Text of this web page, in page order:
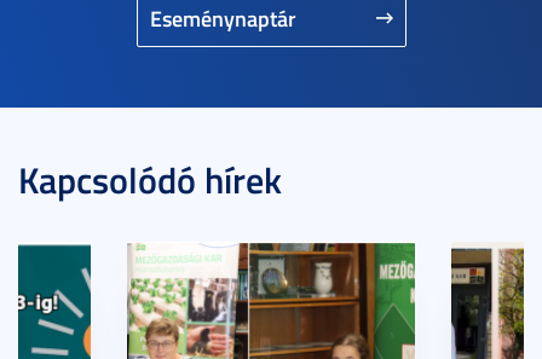
Eseménynaptár
Kapcsolódó hírek